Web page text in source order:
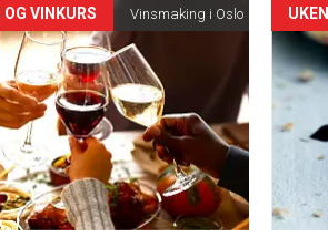
VINKURS Vinsmaking i Oslo
nå
6